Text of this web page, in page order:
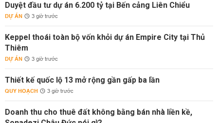
Duyệt đầu tư dự án 6.200 tỷ tại Bến cảng Liên Chiểu
DỰ ÁN 3 giờ trước
Keppel thoái toàn bộ vốn khỏi dự án Empire City tại Thủ
Thiêm
DỰ ÁN 3 giờ trước
Thiết kế quốc lộ 13 mở rộng gần gấp ba lần
QUY HOẠCH 3 giờ trước
Doanh thu cho thuê đất không bằng bán nhà liền kề,